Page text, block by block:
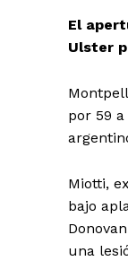
El
Ulster
por 59
Miotti,
bajo
una